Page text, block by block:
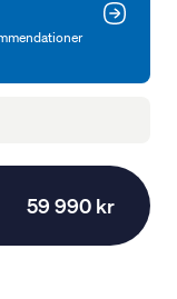
59 990 kr